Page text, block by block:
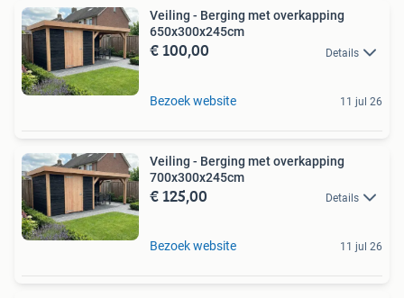
Veiling - Berging met overkapping
650x300x245cm
€ 100,00 Details
Bezoek website 11 jul 26
Veiling - Berging met overkapping
700x300x245cm
€ 125,00 Details
Bezoek website 11 jul 26